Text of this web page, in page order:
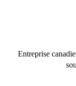
Entreprise